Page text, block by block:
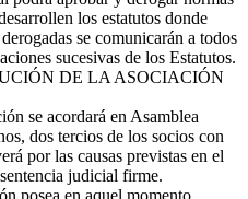
los estatutos donde
se comunicarán a todos
sucesivas de los Estatutos.
DE LA ASOCIACIÓN
se acordará en Asamblea
dos tercios de los socios con
por las causas previstas en el
judicial firme.
posea en aquel momento